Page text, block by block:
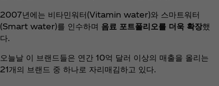
2007년에는 비타민워터(Vitamin water)와 스마트워터
(Smart water)를 인수하며 음료 포트폴리오를 더욱 확장했
다.
오늘날 이 브랜드들은 연간 10억 달러 이상의 매출을 올리는
21개의 브랜드 중 하나로 자리매김하고 있다.